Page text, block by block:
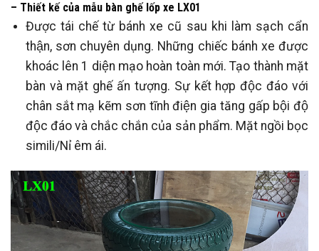
– Thiết kế của mẫu bàn ghế lốp xe LX01
Được tái chế từ bánh xe cũ sau khi làm sạch cẩn
thận, sơn chuyên dụng. Những chiếc bánh xe được
khoác lên 1 diện mạo hoàn toàn mới. Tạo thành mặt
bàn và mặt ghế ấn tượng. Sự kết hợp độc đáo với
chân sắt mạ kẽm sơn tĩnh điện gia tăng gấp bội độ
độc đáo và chắc chắn của sản phẩm. Mặt ngồi bọc
simili/Nỉ êm ái.